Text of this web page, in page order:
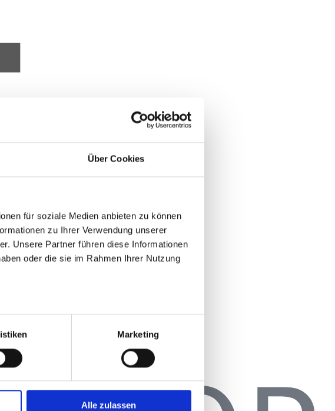
Über Cookies
für soziale Medien anbieten zu können
zu Ihrer Verwendung unserer
Unsere Partner führen diese Informationen
oder die sie im Rahmen Ihrer Nutzung
Marketing
Alle zulassen